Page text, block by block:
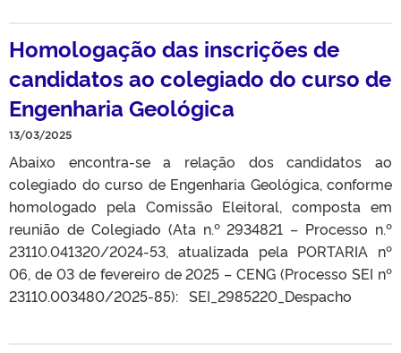
Homologação das inscrições de
candidatos ao colegiado do curso de
Engenharia Geológica
13/03/2025
Abaixo encontra-se a relação dos candidatos ao
colegiado do curso de Engenharia Geológica, conforme
homologado pela Comissão Eleitoral, composta em
reunião de Colegiado (Ata n.º 2934821 – Processo n.º
23110.041320/2024-53, atualizada pela PORTARIA nº
06, de 03 de fevereiro de 2025 – CENG (Processo SEI nº
23110.003480/2025-85): SEI_2985220_Despacho